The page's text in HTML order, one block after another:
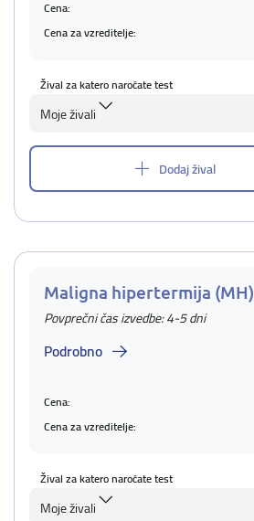
Cena:
Cena za vzreditelje:
Žival za katero naročate test
Moje živali
Dodaj žival
Maligna hipertermija (MH)
Povprečni čas izvedbe: 4-5 dni
Podrobno
Cena:
Cena za vzreditelje:
Žival za katero naročate test
Moje živali